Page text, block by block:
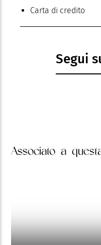
Carta di credito
Segui
Associato a